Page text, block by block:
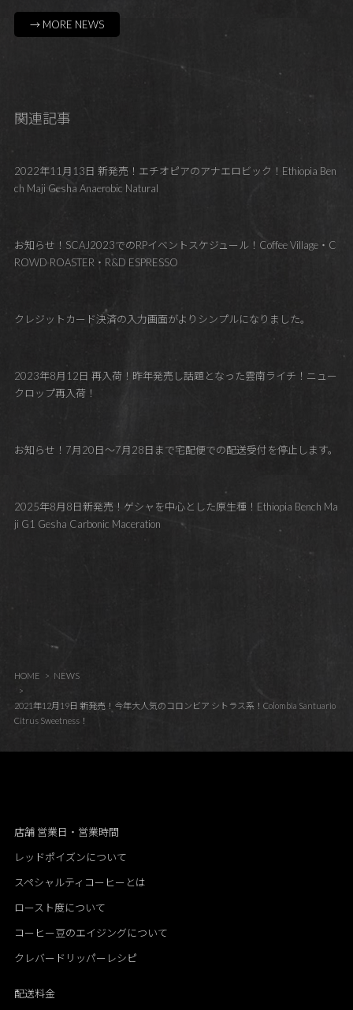
→ MORE NEWS
関連記事
2022年11月13日 新発売！エチオピアのアナエロビック！Ethiopia Ben
ch Maji Gesha Anaerobic Natural
お知らせ！SCAJ2023でのRPイベントスケジュール！Coffee Village・C
ROWD ROASTER・R&D ESPRESSO
クレジットカード決済の入力画面がよりシンプルになりました。
2023年8月12日 再入荷！昨年発売し話題となった雲南ライチ！ニュー
クロップ再入荷！
お知らせ！7月20日～7月28日まで宅配便での配送受付を停止します。
2025年8月8日新発売！ゲシャを中心とした原生種！Ethiopia Bench Ma
ji G1 Gesha Carbonic Maceration
HOME NEWS
2021年12月19日 新発売！今年大人気のコロンビア シトラス系！Colombia Santuario
Citrus Sweetness！
店舗 営業日・営業時間
レッドポイズンについて
スペシャルティコーヒーとは
ロースト度について
コーヒー豆のエイジングについて
クレバードリッパーレシピ
配送料金